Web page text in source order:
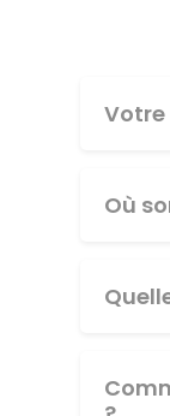
Où